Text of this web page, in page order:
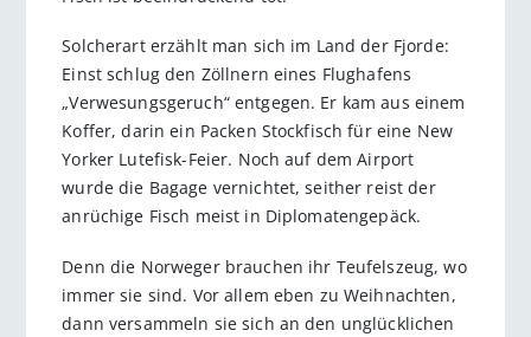
Solcherart erzählt man sich im Land der Fjorde:
Einst schlug den Zöllnern eines Flughafens
„Verwesungsgeruch“ entgegen. Er kam aus einem
Koffer, darin ein Packen Stockfisch für eine New
Yorker Lutefisk-Feier. Noch auf dem Airport
wurde die Bagage vernichtet, seither reist der
anrüchige Fisch meist in Diplomatengepäck.
Denn die Norweger brauchen ihr Teufelszeug, wo
immer sie sind. Vor allem eben zu Weihnachten,
dann versammeln sie sich an den unglücklichen